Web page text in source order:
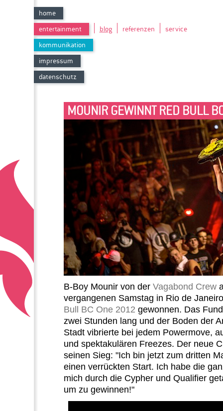
home
entertainment
blog referenzen
service
kommunikation
impressum
datenschutz
MOUNIR GEWINNT RED BULL
B-Boy Mounir von der Vagabond Crew
vergangenen Samstag in Rio de
Bull BC One 2012 gewonnen. Das
zwei Stunden lang und der Boden der
Stadt vibrierte bei jedem Powermove,
und spektakulären Freezes. Der neue
seinen Sieg: "Ich bin jetzt zum dritten
einen verrückten Start. Ich habe die
mich durch die Cypher und Qualifier
um zu gewinnen!"